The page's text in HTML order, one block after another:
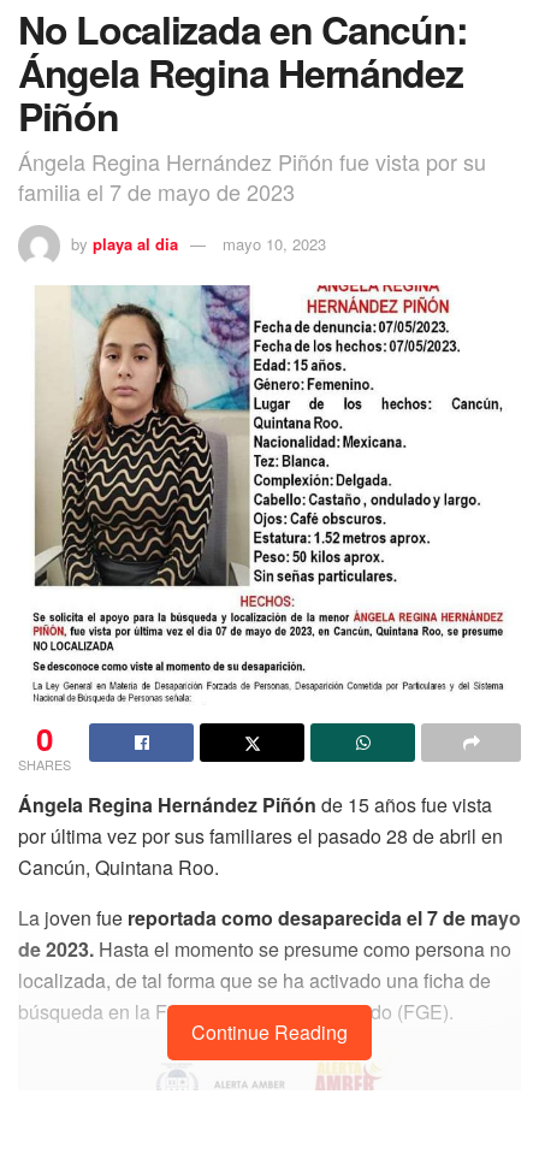
No Localizada en Cancún:
Ángela Regina Hernández
Piñón
Ángela Regina Hernández Piñón fue vista por su
familia el 7 de mayo de 2023
by playa al dia mayo 10, 2023
0
SHARES
Ángela Regina Hernández Piñón de 15 años fue vista
por última vez por sus familiares el pasado 28 de abril en
Cancún, Quintana Roo.
La joven fue reportada como desaparecida el 7 de mayo
de 2023. Hasta el momento se presume como persona no
localizada, de tal forma que se ha activado una ficha de
búsqueda en la Fiscalía General del Estado (FGE).
Continue Reading